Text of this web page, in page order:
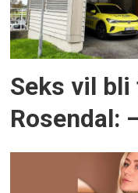
Seks vil
Rosendal: